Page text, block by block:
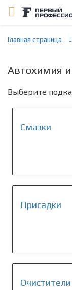
Главная страница
Автохимия и
Выберите
Смазки
Присадки
Очистители